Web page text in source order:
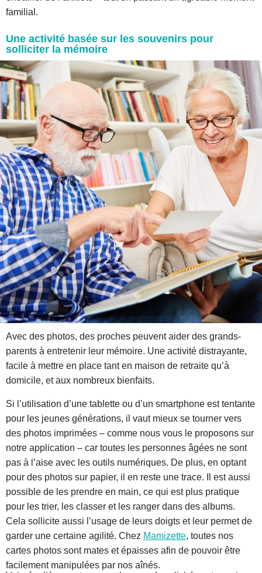
familial.
Une activité basée sur les souvenirs pour
solliciter la mémoire
Avec des photos, des proches peuvent aider des grands-
parents à entretenir leur mémoire. Une activité distrayante,
facile à mettre en place tant en maison de retraite qu’à
domicile, et aux nombreux bienfaits.
Si l’utilisation d’une tablette ou d’un smartphone est tentante
pour les jeunes générations, il vaut mieux se tourner vers
des photos imprimées – comme nous vous le proposons sur
notre application – car toutes les personnes âgées ne sont
pas à l’aise avec les outils numériques. De plus, en optant
pour des photos sur papier, il en reste une trace. Il est aussi
possible de les prendre en main, ce qui est plus pratique
pour les trier, les classer et les ranger dans des albums.
Cela sollicite aussi l’usage de leurs doigts et leur permet de
garder une certaine agilité. Chez Mamizette, toutes nos
cartes photos sont mates et épaisses afin de pouvoir être
facilement manipulées par nos aînés.